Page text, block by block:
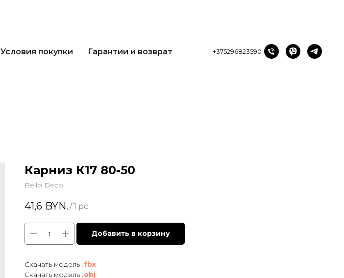
Условия покупки Гарантии и возврат +375296823590
Карниз К17 80-50
Bello Deco
41,6 BYN. /1 pc
Добавить в корзину
Cкачать модель .fb x
Скачать модель .obj